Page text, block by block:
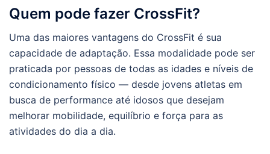
Quem pode fazer CrossFit?
Uma das maiores vantagens do CrossFit é sua
capacidade de adaptação. Essa modalidade pode ser
praticada por pessoas de todas as idades e níveis de
condicionamento físico — desde jovens atletas em
busca de performance até idosos que desejam
melhorar mobilidade, equilíbrio e força para as
atividades do dia a dia.